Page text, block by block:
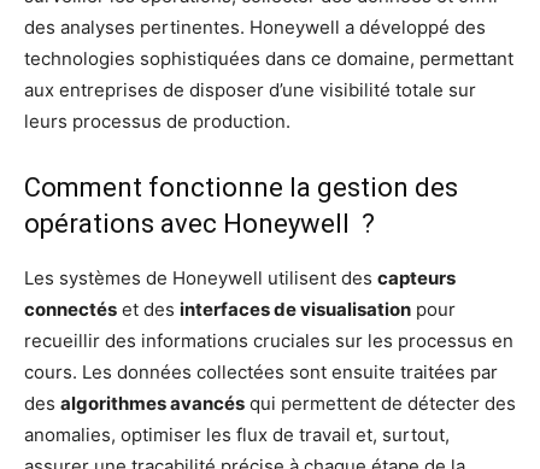
des analyses pertinentes. Honeywell a développé des
technologies sophistiquées dans ce domaine, permettant
aux entreprises de disposer d’une visibilité totale sur
leurs processus de production.
Comment fonctionne la gestion des
opérations avec Honeywell ?
Les systèmes de Honeywell utilisent des capteurs
connectés et des interfaces de visualisation pour
recueillir des informations cruciales sur les processus en
cours. Les données collectées sont ensuite traitées par
des algorithmes avancés qui permettent de détecter des
anomalies, optimiser les flux de travail et, surtout,